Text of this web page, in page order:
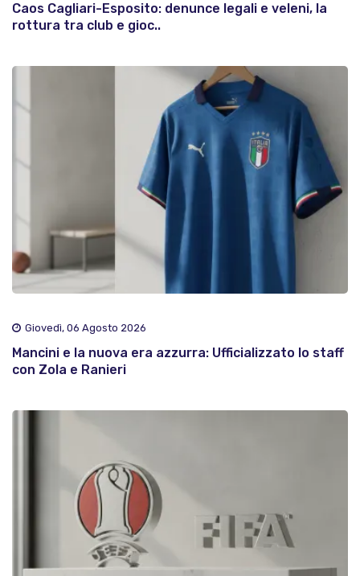
Caos Cagliari-Esposito: denunce legali e veleni, la
rottura tra club e gioc..
Giovedì, 06 Agosto 2026
Mancini e la nuova era azzurra: Ufficializzato lo staff
con Zola e Ranieri